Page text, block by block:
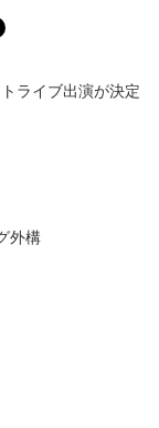
ライブ出演が決定
外構